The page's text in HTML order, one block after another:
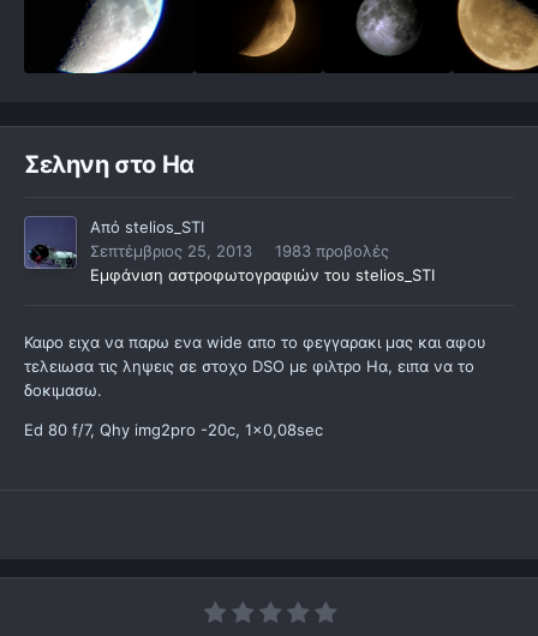
Σεληνη στο Ηα
Από stelios_STI
Σεπτέμβριος 25, 2013
1983 προβολές
Εμφάνιση αστροφωτογραφιών του stelios_STI
Καιρο ειχα να παρω ενα wide απο το φεγγαρακι μας και αφου
τελειωσα τις ληψεις σε στοχο DSO με φιλτρο Ηα, ειπα να το
δοκιμασω.
Ed 80 f/7, Qhy img2pro -20c, 1x0,08sec